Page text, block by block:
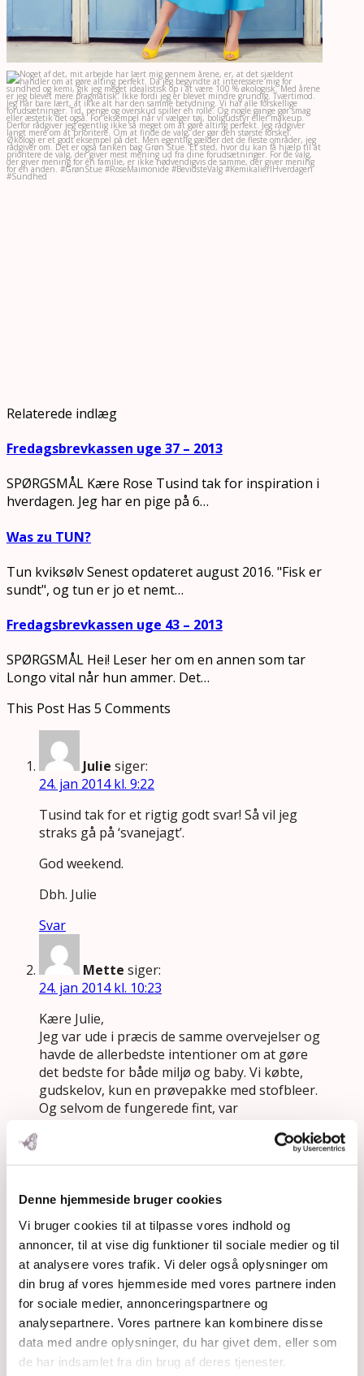
Denne hjemmeside bruger cookies
Vi bruger cookies til at tilpasse vores indhold og
annoncer, til at vise dig funktioner til sociale medier og til
at analysere vores trafik. Vi deler også oplysninger om
din brug af vores hjemmeside med vores partnere inden
for sociale medier, annonceringspartnere og
analysepartnere. Vores partnere kan kombinere disse
data med andre oplysninger, du har givet dem, eller som
de har indsamlet fra din brug af deres tjenester.
Relaterede indlæg
Fredagsbrevkassen uge 37 – 2013
SPØRGSMÅL Kære Rose Tusind tak for inspiration i
hverdagen. Jeg har en pige på 6…
Was zu TUN?
Tun kviksølv Senest opdateret august 2016. "Fisk er
sundt", og tun er jo et nemt…
Fredagsbrevkassen uge 43 – 2013
SPØRGSMÅL Hei! Leser her om en annen som tar
Longo vital når hun ammer. Det…
This Post Has 5 Comments
Julie siger:
24. jan 2014 kl. 9:22
Tusind tak for et rigtig godt svar! Så vil jeg
straks gå på ‘svanejagt’.
God weekend.
Dbh. Julie
Svar
Mette siger:
24. jan 2014 kl. 10:23
Kære Julie,
Jeg var ude i præcis de samme overvejelser og
havde de allerbedste intentioner om at gøre
det bedste for både miljø og baby. Vi købte,
gudskelov, kun en prøvepakke med stofbleer.
Og selvom de fungerede fint, var
Så vi har brugt svanemærkede bleer fra især
Ak ja, man kan ikke være 100 % øko hele
God vind med ble-projektet.
De bedste hilsener
Mette
Svar
Julie siger:
25. jan 2014 kl. 20:25